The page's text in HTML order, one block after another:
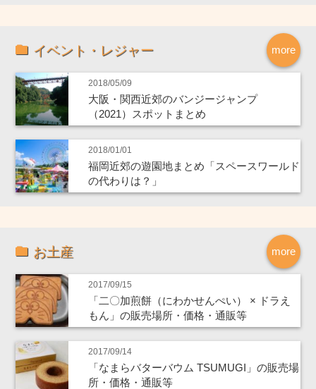
more
イベント・レジャー
2018/05/09
大阪・関西近郊のバンジージャンプ
（2021）スポットまとめ
2018/01/01
福岡近郊の遊園地まとめ「スペースワールド
の代わりは？」
more
お土産
2017/09/15
「二〇加煎餅（にわかせんぺい） × ドラえ
もん」の販売場所・価格・通販等
2017/09/14
「なまらバターバウム TSUMUGI」の販売場
所・価格・通販等